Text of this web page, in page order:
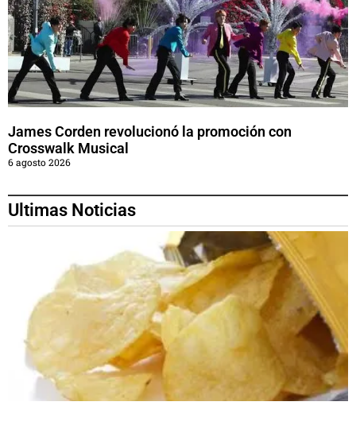
James Corden revolucionó la promoción con
Crosswalk Musical
6 agosto 2026
Ultimas Noticias